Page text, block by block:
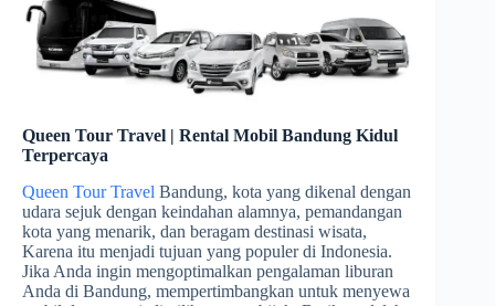
Queen Tour Travel | Rental Mobil Bandung Kidul
Terpercaya
Queen Tour Travel Bandung, kota yang dikenal dengan
udara sejuk dengan keindahan alamnya, pemandangan
kota yang menarik, dan beragam destinasi wisata,
Karena itu menjadi tujuan yang populer di Indonesia.
Jika Anda ingin mengoptimalkan pengalaman liburan
Anda di Bandung, mempertimbangkan untuk menyewa